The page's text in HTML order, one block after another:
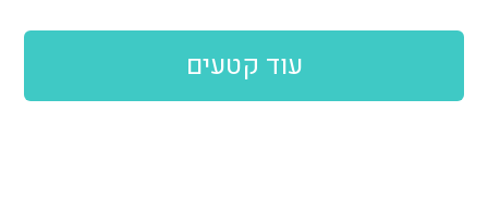
עוד קטעים